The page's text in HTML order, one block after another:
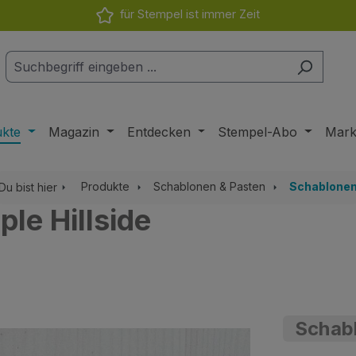
für Stempel ist immer Zeit
Magazin Entdecken Stempel-Abo
Du bist hier Produkte Schablonen & Pasten Schablonen
Hillside